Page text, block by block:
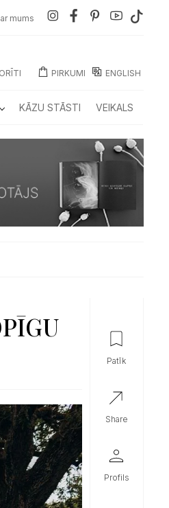
mums
PIRKUMI ENGLISH
KĀZU STĀSTI VEIKALS
patīk
share
profils